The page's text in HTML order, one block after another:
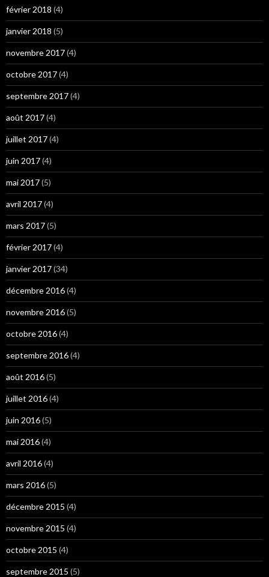
février 2018 (4)
janvier 2018 (5)
novembre 2017(4)
octobre 2017(4)
septembre 2017(4)
août 2017(4)
juillet 2017(4)
juin 2017(4)
mai 2017(5)
avril 2017(4)
mars 2017(5)
février 2017(4)
janvier 2017(34)
décembre 2016(4)
novembre 2016(5)
octobre 2016(4)
septembre 2016(4)
août 2016(5)
juillet 2016(4)
juin 2016(5)
mai 2016(4)
avril 2016(4)
mars 2016(5)
décembre 2015 (4)
novembre 2015 (4)
octobre 2015 (4)
septembre 2015 (5)